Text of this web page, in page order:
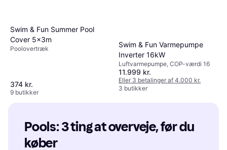
Swim & Fun Summer Pool
Cover 5x3m
Poolovertræk
374 kr.
9 butikker
Swim & Fun Varmepumpe
Inverter 16kW
Luftvarmepumpe, COP-værdi 16
11.999 kr.
Eller 3 betalinger af 4.000 kr.
3 butikker
Pools: 3 ting at overveje, før du
køber